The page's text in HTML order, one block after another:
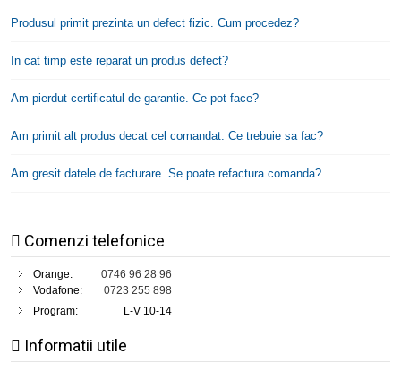
Produsul primit prezinta un defect fizic. Cum procedez?
In cat timp este reparat un produs defect?
Am pierdut certificatul de garantie. Ce pot face?
Am primit alt produs decat cel comandat. Ce trebuie sa fac?
Am gresit datele de facturare. Se poate refactura comanda?
Comenzi telefonice
Orange:
0746 96 28 96
Vodafone:
0723 255 898
Program:
L-V 10-14
Informatii utile